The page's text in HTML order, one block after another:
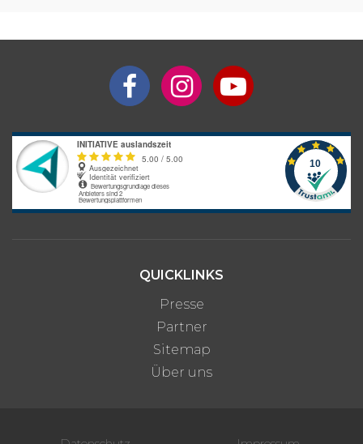
Interesse an längerem
Preis auf
Anfrage
Bitte beachte: Alle Angaben zu Preisen sind ohne Gewähr. Bei den
Programmpreisen handelt es sich um Circa-Angaben des
Anbieters, die je nach gewünschter Unterkunftsart und optionalen
Zusatzleistungen variieren können.
QUICKLINKS
Presse
Partner
Sitemap
Über uns